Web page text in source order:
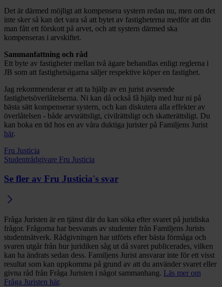
Det är därmed möjligt att kompensera systern redan nu, men om det
inte sker så kan det vara så att bytet av fastigheterna medför att din
man fått ett förskott på arvet, och att systern därmed ska
kompenseras i arvskiftet.
Sammanfattning och råd
Ett byte av fastigheter mellan två ägare behandlas enligt reglerna i
JB som att fastighetsägarna säljer respektive köper en fastighet.
Jag rekommenderar er att ta hjälp av en jurist avseende
fastighetsöverlåtelserna. Ni kan då också få hjälp med hur ni på
bästa sätt kompenserar systern, och kan diskutera alla effekter av
överlåtelsen - både arvsrättsligt, civilrättsligt och skatterättsligt. Du
kan boka en tid hos en av våra duktiga jurister på Familjens Jurist
här.
Fru Justicia
Studentrådgivare Fru Justicia
Se fler av Fru Justicia's svar
Fråga Juristen är en tjänst där du kan söka efter svaret på juridiska
frågor. Frågorna har besvarats av studenter från Familjens Jurists
studentnätverk. Rådgivningen har utförts efter bästa förmåga och
svaren utgår från hur juridiken såg ut då svaret publicerades, vilken
kan ha ändrats sedan dess. Familjens Jurist ansvarar inte för ett visst
resultat som kan uppkomma på grund av att du använder svaret eller
givna råd från Fråga Juristen i något sammanhang. Läs mer om
Fråga Juristen här.